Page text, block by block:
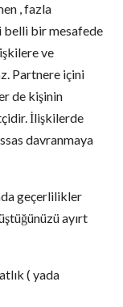
, fazla
belli bir mesafede
ve
Partnere içini
de kişinin
İlişkilerde
davranmaya
geçerlilikler
ayırt
( yada